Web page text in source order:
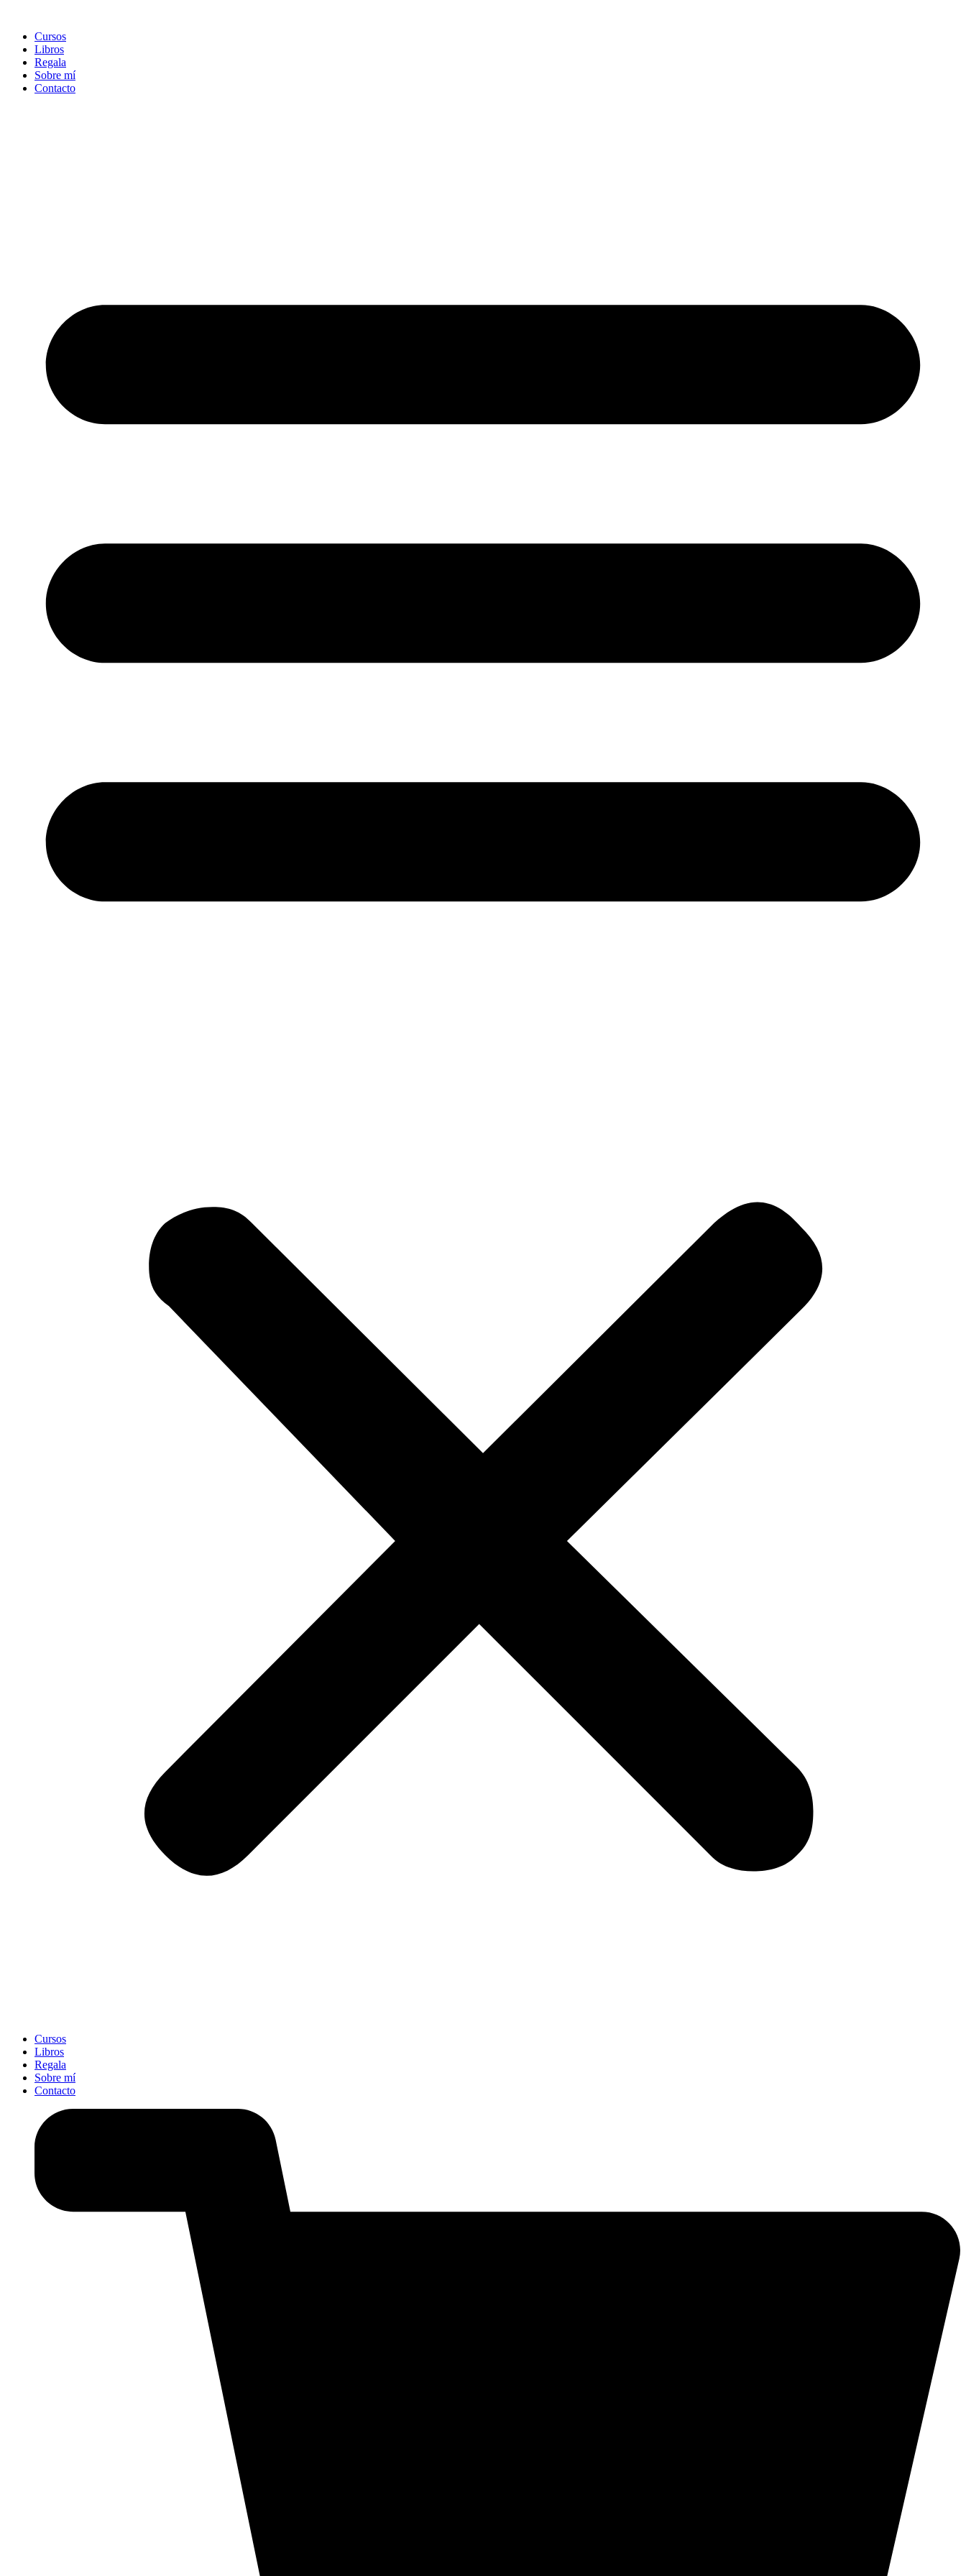
contenidoCursos
Libros
Regala
Sobre mí
Contacto
Cursos
Libros
Regala
Sobre mí
Contacto